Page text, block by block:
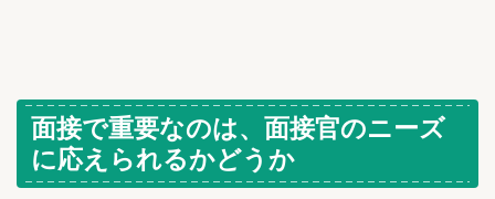
面接で重要なのは、面接官のニーズ
に応えられるかどうか